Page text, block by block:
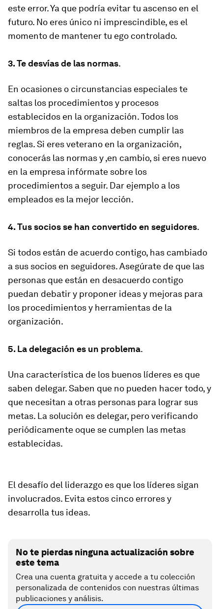
este error. Ya que podría evitar tu ascenso en el
futuro. No eres único ni imprescindible, es el
momento de mantener tu ego controlado.
3. Te desvías de las normas.
En ocasiones o circunstancias especiales te
saltas los procedimientos y procesos
establecidos en la organización. Todos los
miembros de la empresa deben cumplir las
reglas. Si eres veterano en la organización,
conocerás las normas y ,en cambio, si eres nuevo
en la empresa infórmate sobre los
procedimientos a seguir. Dar ejemplo a los
empleados es la mejor lección.
4. Tus socios se han convertido en seguidores.
Si todos están de acuerdo contigo, has cambiado
a sus socios en seguidores. Asegúrate de que las
personas que están en desacuerdo contigo
puedan debatir y proponer ideas y mejoras para
los procedimientos y herramientas de la
organización.
5. La delegación es un problema.
Una característica de los buenos líderes es que
saben delegar. Saben que no pueden hacer todo, y
que necesitan a otras personas para lograr sus
metas. La solución es delegar, pero verificando
periódicamente oque se cumplen las metas
establecidas.
El desafío del liderazgo es que los líderes sigan
involucrados. Evita estos cinco errores y
desarrolla tus ideas.
No te pierdas ninguna actualización sobre
este tema
Crea una cuenta gratuita y accede a tu colección
personalizada de contenidos con nuestras últimas
publicaciones y análisis.